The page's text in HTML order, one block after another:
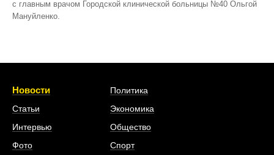
с главным врачом Городской клинической больницы №40 Ольгой
Мануйленко.
Новости
Статьи
Интервью
Фото
Политика
Экономика
Общество
Спорт